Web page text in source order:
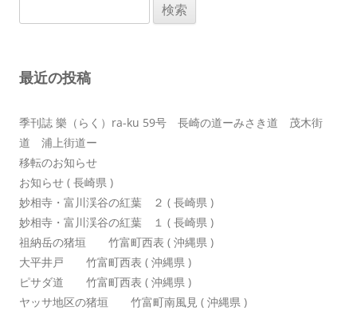
ン
索:
最近の投稿
季刊誌 樂（らく）ra-ku 59号 長崎の道ーみさき道 茂木街
道 浦上街道ー
移転のお知らせ
お知らせ ( 長崎県 )
妙相寺・富川渓谷の紅葉 ２ ( 長崎県 )
妙相寺・富川渓谷の紅葉 １ ( 長崎県 )
祖納岳の猪垣 竹富町西表 ( 沖縄県 )
大平井戸 竹富町西表 ( 沖縄県 )
ピサダ道 竹富町西表 ( 沖縄県 )
ヤッサ地区の猪垣 竹富町南風見 ( 沖縄県 )